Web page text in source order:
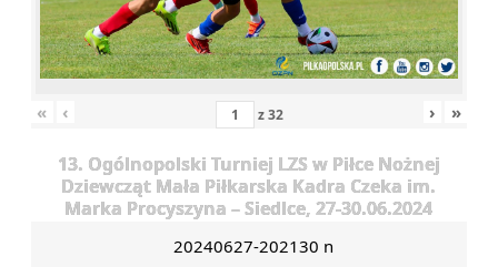
« ‹ z32 › »
13. Ogólnopolski Turniej LZS w Piłce Nożnej
Dziewcząt Mała Piłkarska Kadra Czeka im.
Marka Procyszyna – Siedlce, 27-30.06.2024
20240627-202130 n